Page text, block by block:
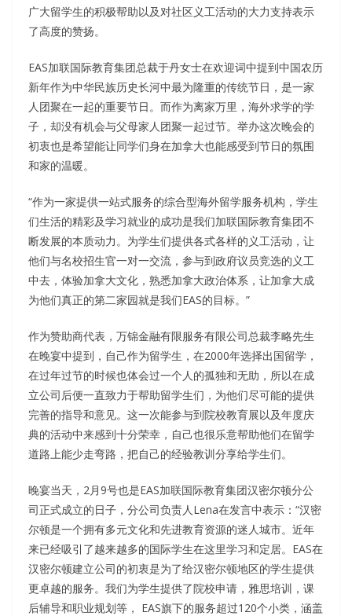
广大留学生的积极帮助以及对社区义工活动的大力支持表示
了高度的赞扬。
EAS加联国际教育集团总裁于丹女士在欢迎词中提到中国农历
新年作为中华民族历史长河中最为隆重的传统节日，是一家
人团聚在一起的重要节日。而作为离家万里，海外求学的学
子，却没有机会与父母家人团聚一起过节。举办这次晚会的
初衷也是希望能让同学们身在加拿大也能感受到节日的氛围
和家的温暖。
“作为一家提供一站式服务的综合型海外留学服务机构，学生
们生活的精彩及学习就业的成功是我们加联国际教育集团不
断发展的本质动力。为学生们提供各式各样的义工活动，让
他们与名校招生官一对一交流，参与到政府议员竞选的义工
中去，体验加拿大文化，熟悉加拿大政治体系，让加拿大成
为他们真正的第二家园就是我们EAS的目标。”
作为赞助商代表，万锦金融有限服务有限公司总裁李略先生
在晚宴中提到，自己作为留学生，在2000年选择出国留学，
在过年过节的时候也体会过一个人的孤独和无助，所以在成
立公司后便一直致力于帮助留学生们，为他们尽可能的提供
完善的指导和意见。这一次能参与到院校教育展以及年度庆
典的活动中来感到十分荣幸，自己也很乐意帮助他们在留学
道路上能少走弯路，把自己的经验教训分享给学生们。
晚宴当天，2月9号也是EAS加联国际教育集团汉密尔顿分公
司正式成立的日子，分公司负责人Lena在发言中表示：“汉密
尔顿是一个拥有多元文化和先进教育资源的迷人城市。近年
来已经吸引了越来越多的国际学生在这里学习和定居。EAS在
汉密尔顿建立公司的初衷是为了给汉密尔顿地区的学生提供
更卓越的服务。我们为学生提供了院校申请，雅思培训，课
后辅导和职业规划等， EAS旗下的服务超过120个小类，涵盖